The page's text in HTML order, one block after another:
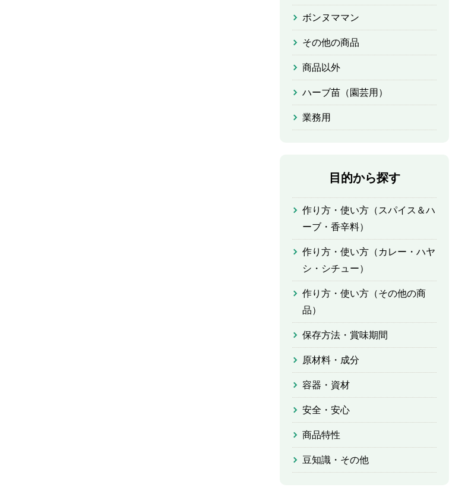
ボンヌママン
その他の商品
商品以外
ハーブ苗（園芸用）
業務用
目的から探す
作り方・使い方（スパイス＆ハ
ーブ・香辛料）
作り方・使い方（カレー・ハヤ
シ・シチュー）
作り方・使い方（その他の商
品）
保存方法・賞味期間
原材料・成分
容器・資材
安全・安心
商品特性
豆知識・その他